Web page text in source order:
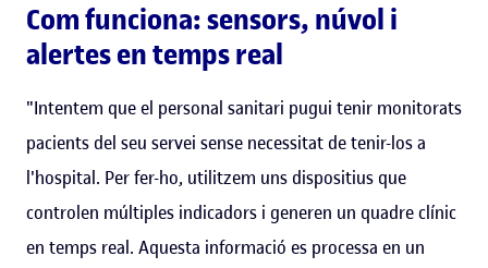
Com funciona: sensors, núvol i
alertes en temps real
"Intentem que el personal sanitari pugui tenir monitorats
pacients del seu servei sense necessitat de tenir-los a
l'hospital. Per fer-ho, utilitzem uns dispositius que
controlen múltiples indicadors i generen un quadre clínic
en temps real. Aquesta informació es processa en un